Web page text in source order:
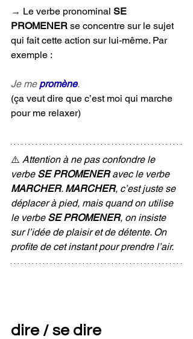
→ Le verbe pronominal SE
PROMENER se concentre sur le sujet
qui fait cette action sur lui-même. Par
exemple :
Je me promène.
(ça veut dire que c’est moi qui marche
pour me relaxer)
⚠️ Attention à ne pas confondre le
verbe SE PROMENER avec le verbe
MARCHER. MARCHER, c’est juste se
déplacer à pied, mais quand on utilise
le verbe SE PROMENER, on insiste
sur l’idée de plaisir et de détente. On
profite de cet instant pour prendre l’air.
dire / se dire